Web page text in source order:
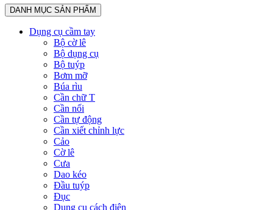
DANH MỤC SẢN PHẨM
Dụng cụ cầm tay
Bộ cờ lê
Bộ dụng cụ
Bộ tuýp
Bơm mỡ
Búa rìu
Cần chữ T
Cần nối
Cần tự động
Cần xiết chỉnh lực
Cảo
Cờ lê
Cưa
Dao kéo
Đầu tuýp
Đục
Dụng cụ cách điện